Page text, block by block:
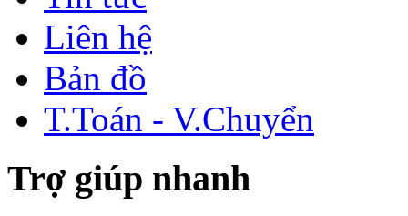
Liên hệ
Bản đồ
T.Toán - V.Chuyển
Trợ giúp nhanh